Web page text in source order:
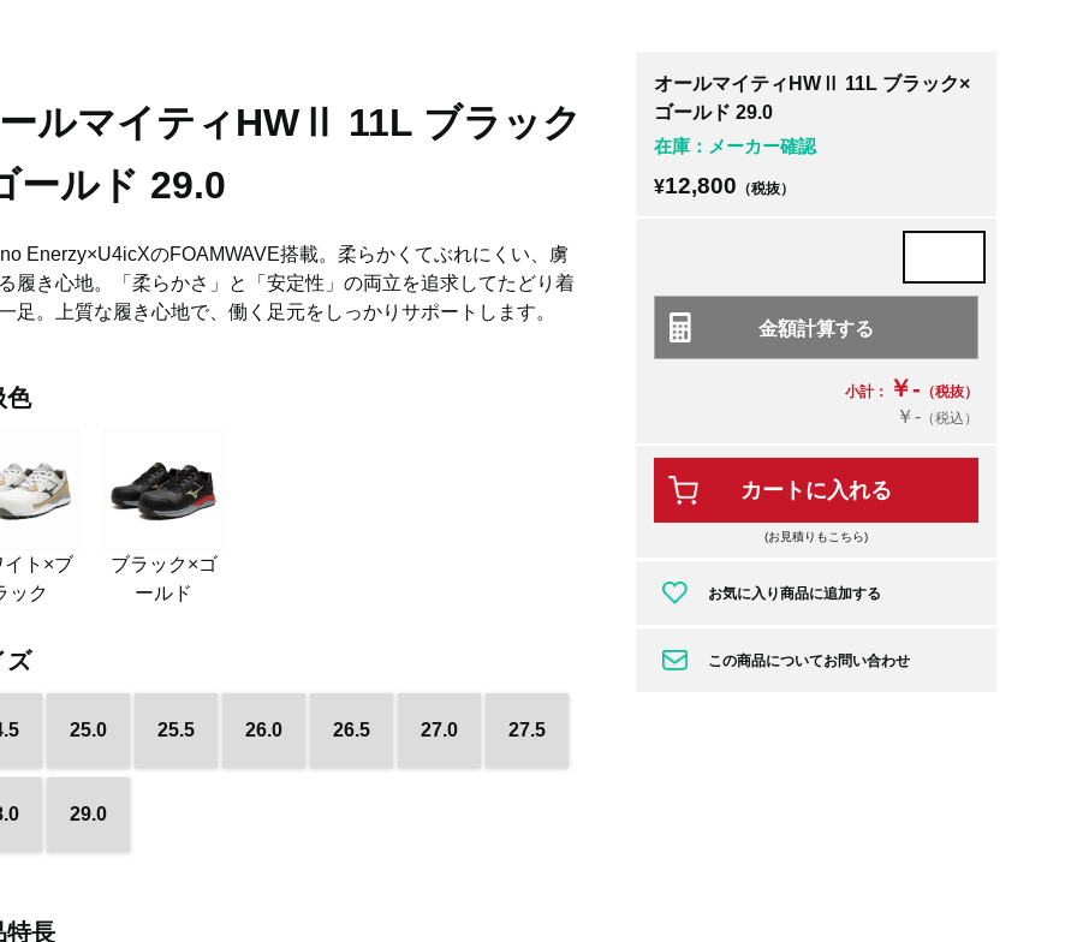
ルマイティHWⅡ 11L ブラック
ールド 29.0
Enerzy×U4icXのFOAMWAVE搭載。柔らかくてぶれにくい、虜
履き心地。「柔らかさ」と「安定性」の両立を追求してたどり着
足。上質な履き心地で、働く足元をしっかりサポートします。
色
イト×ブ
ック
ブラック×ゴ
ールド
ズ
25.0 25.5 26.0 26.5 27.0 27.5
29.0
特長
オールマイティHWⅡ 11L ブラック×
ゴールド 29.0
在庫：メーカー確認
¥12,800 （税抜）
小計： ￥- （税抜）
￥-（税込）
カートに入れる
(お見積りもこちら)
お気に入り商品に追加する
この商品についてお問い合わせ